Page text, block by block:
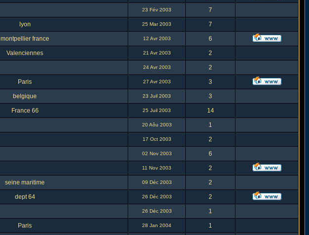
23 Fév 2003 7
lyon 25 Mar 2003 7
montpellier france 12 Avr 2003 6
Valenciennes 21 Avr 2003 2
24 Avr 2003 2
Paris 27 Avr 2003 3
belgique 23 Juil 2003 3
France 66 25 Juil 2003 14
20 Aôu 2003 1
17 Oct 2003 2
02 Nov 2003 6
11 Nov 2003 2
seine maritime 09 Déc 2003 2
dept 64 26 Déc 2003 2
26 Déc 2003 1
Paris 28 Jan 2004 1